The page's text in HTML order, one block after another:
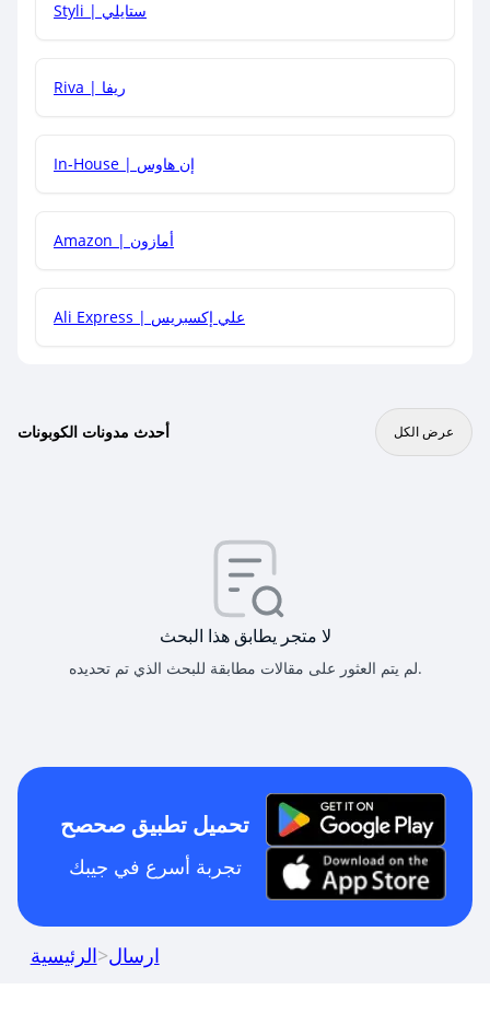
هل يمكنني جمع كود خصم مع العروض الأخرى؟
Styli | ستايلي
Riva | ريفا
In-House | إن هاوس
Amazon | أمازون
Ali Express | علي إكسبريس
أحدث مدونات الكوبونات عرض الكل
لا متجر يطابق هذا البحث
لم يتم العثور على مقالات مطابقة للبحث الذي تم تحديده.
تحميل تطبيق صحصح
تجربة أسرع في جيبك
الرئيسية>ارسال